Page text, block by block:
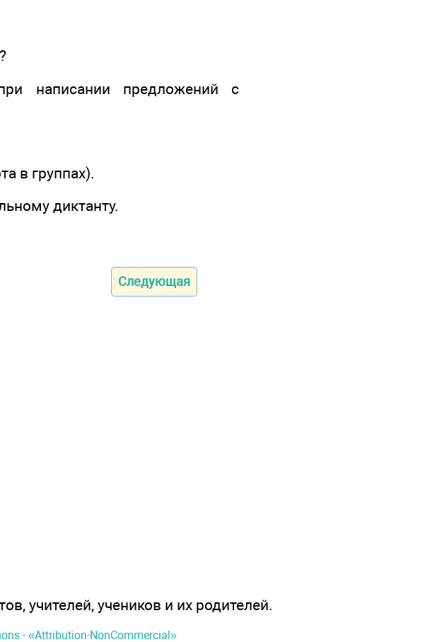
написании предложений с
в группах).
диктанту.
Следующая
учителей, учеников и их родителей.
- «Attribution-NonCommercial»